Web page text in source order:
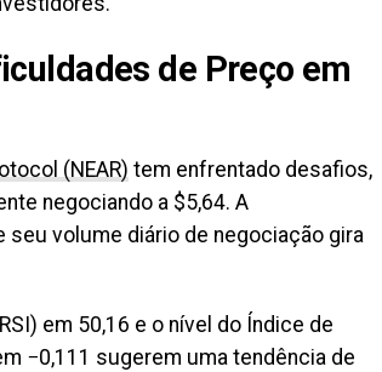
de Preço em
(NEAR) tem enfrentado desafios,
negociando a $5,64. A
seu volume diário de negociação gira
em 50,16 e o nível do Índice de
−0,111 sugerem uma tendência de